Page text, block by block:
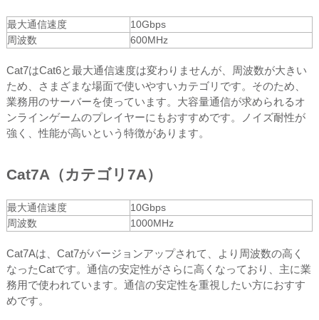
最大通信速度
10Gbps
周波数
600MHz
Cat7はCat6と最大通信速度は変わりませんが、周波数が大きい
ため、さまざまな場面で使いやすいカテゴリです。そのため、
業務用のサーバーを使っています。大容量通信が求められるオ
ンラインゲームのプレイヤーにもおすすめです。ノイズ耐性が
強く、性能が高いという特徴があります。
Cat7A（カテゴリ7A）
最大通信速度
10Gbps
周波数
1000MHz
Cat7Aは、Cat7がバージョンアップされて、より周波数の高く
なったCatです。通信の安定性がさらに高くなっており、主に業
務用で使われています。通信の安定性を重視したい方におすす
めです。